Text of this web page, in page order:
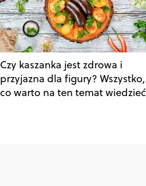
Czy kaszanka jest zdrowa i
przyjazna dla figury? Wszystko,
co warto na ten temat wiedzieć